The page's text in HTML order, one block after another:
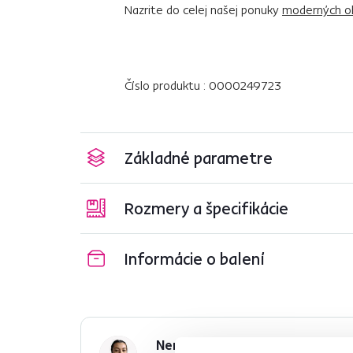
Nazrite do celej našej ponuky moderných
Číslo produktu : 0000249723
Základné parametre
Rozmery a špecifikácie
Informácie o balení
Nenašli ste požadované